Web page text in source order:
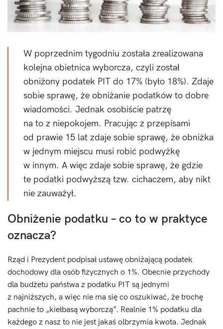
W poprzednim tygodniu została zrealizowana
kolejna obietnica wyborcza, czyli został
obniżony podatek PIT do 17% (było 18%). Zdaje
sobie sprawę, że obniżanie podatków to dobre
wiadomości. Jednak osobiście patrzę
na to z niepokojem. Pracując z przepisami
od prawie 15 lat zdaje sobie sprawę, że obniżka
w jednym miejscu musi robić podwyżkę
w innym. A więc zdaje sobie sprawę, że gdzie
te podatki podwyższą tzw. cichaczem, aby nikt
nie zauważył.
Obniżenie podatku – co to w praktyce
oznacza?
Rząd i Prezydent podpisał ustawę obniżającą podatek
dochodowy dla osób fizycznych o 1%. Obecnie przychody
dla budżetu państwa z podatku PIT są jednymi
z najniższych, a więc nie ma się co oszukiwać, że trochę
pachnie to „kiełbasą wyborczą”. Realnie 1% podatku dla
każdego z nasz to nie jest jakaś olbrzymia kwota. Jednak